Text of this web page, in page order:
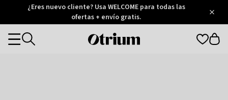
Otrium
Trustpilot
¿Eres nuevo cliente? Usa WELCOME para todas las
ofertas + envío gratis.
Otrium
Categories